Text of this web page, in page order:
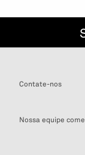
Contate-nos
Nossa equipe